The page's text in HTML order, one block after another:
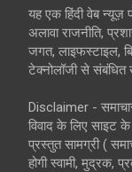
यह एक हिंदी वेब न्यूज़
अलावा राजनीति,
जगत, लाइफस्टाइल,
टेक्नोलॉजी से संबंधित
Disclaimer -
विवाद के लिए साइट के
प्रस्तुत सामग्री (
होगी स्वामी, मुद्रक,